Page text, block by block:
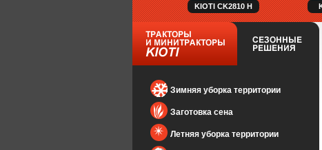
KIOTI CK2810 H
Зимняя уборка территории
Заготовка сена
Летняя уборка территории